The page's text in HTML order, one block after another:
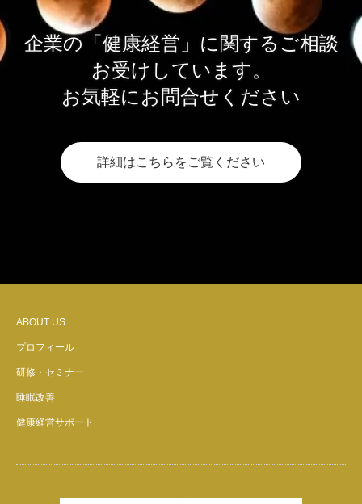
企業の「健康経営」に関するご相談
お受けしています。
お気軽にお問合せください
詳細はこちらをご覧ください
ABOUT US
プロフィール
研修・セミナー
睡眠改善
健康経営サポート